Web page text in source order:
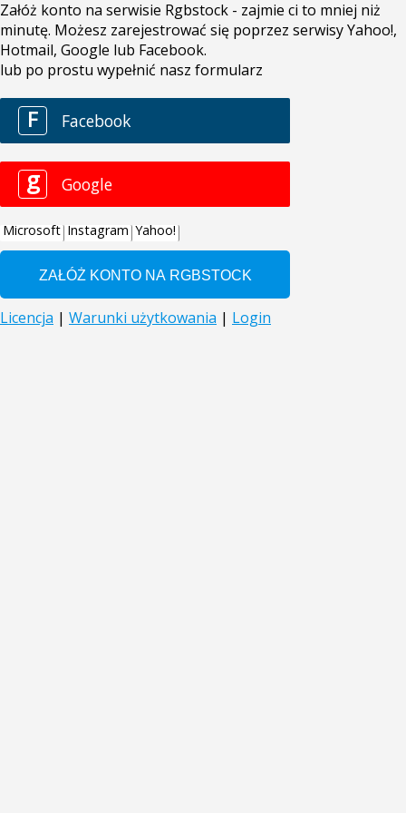
Załóż konto na serwisie Rgbstock - zajmie ci to mniej niż
minutę. Możesz zarejestrować się poprzez serwisy Yahoo!,
Hotmail, Google lub Facebook.
lub po prostu wypełnić nasz formularz
F Facebook
g Google
Microsoft Instagram Yahoo!
Licencja | Warunki użytkowania | Login